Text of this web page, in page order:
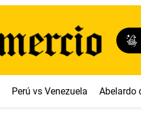
Perú vs Venezuela Abelardo